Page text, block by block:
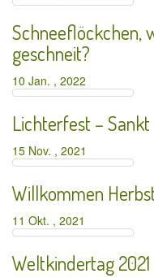
Schneeflöckchen,
geschneit?
10 Jan. , 2022
Lichterfest – Sankt
15 Nov. , 2021
Willkommen
11 Okt. , 2021
Weltkindertag 2021